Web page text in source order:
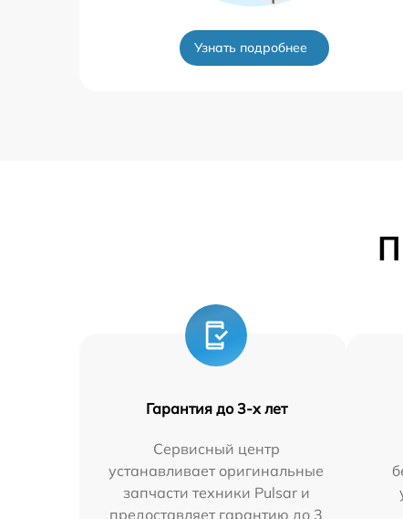
Узнать подробнее
Гарантия до 3-х лет
Сервисный центр
устанавливает оригинальные
запчасти техники Pulsar и
предоставляет гарантию до 3